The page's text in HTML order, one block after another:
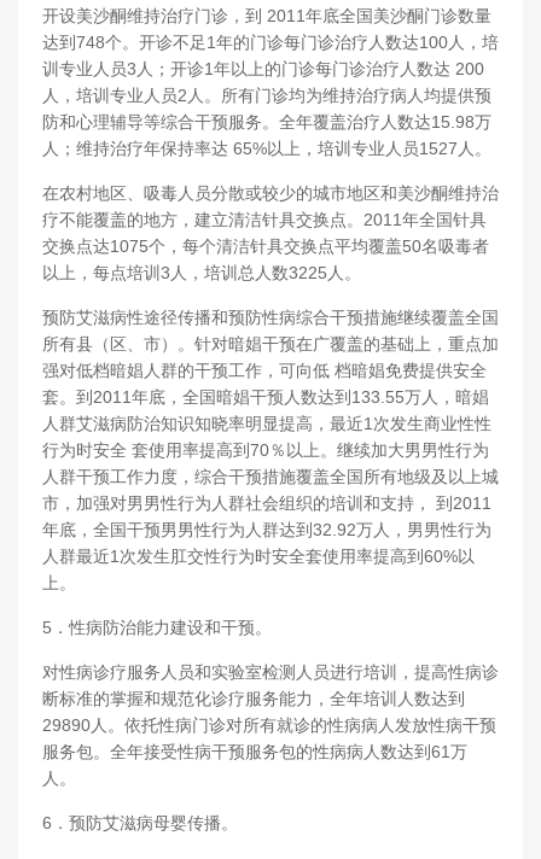
开设美沙酮维持治疗门诊，到 2011年底全国美沙酮门诊数量
达到748个。开诊不足1年的门诊每门诊治疗人数达100人，培
训专业人员3人；开诊1年以上的门诊每门诊治疗人数达 200
人，培训专业人员2人。所有门诊均为维持治疗病人均提供预
防和心理辅导等综合干预服务。全年覆盖治疗人数达15.98万
人；维持治疗年保持率达 65%以上，培训专业人员1527人。
在农村地区、吸毒人员分散或较少的城市地区和美沙酮维持治
疗不能覆盖的地方，建立清洁针具交换点。2011年全国针具
交换点达1075个，每个清洁针具交换点平均覆盖50名吸毒者
以上，每点培训3人，培训总人数3225人。
预防艾滋病性途径传播和预防性病综合干预措施继续覆盖全国
所有县（区、市）。针对暗娼干预在广覆盖的基础上，重点加
强对低档暗娼人群的干预工作，可向低 档暗娼免费提供安全
套。到2011年底，全国暗娼干预人数达到133.55万人，暗娼
人群艾滋病防治知识知晓率明显提高，最近1次发生商业性性
行为时安全 套使用率提高到70％以上。继续加大男男性行为
人群干预工作力度，综合干预措施覆盖全国所有地级及以上城
市，加强对男男性行为人群社会组织的培训和支持， 到2011
年底，全国干预男男性行为人群达到32.92万人，男男性行为
人群最近1次发生肛交性行为时安全套使用率提高到60%以
上。
5．性病防治能力建设和干预。
对性病诊疗服务人员和实验室检测人员进行培训，提高性病诊
断标准的掌握和规范化诊疗服务能力，全年培训人数达到
29890人。依托性病门诊对所有就诊的性病病人发放性病干预
服务包。全年接受性病干预服务包的性病病人数达到61万
人。
6．预防艾滋病母婴传播。